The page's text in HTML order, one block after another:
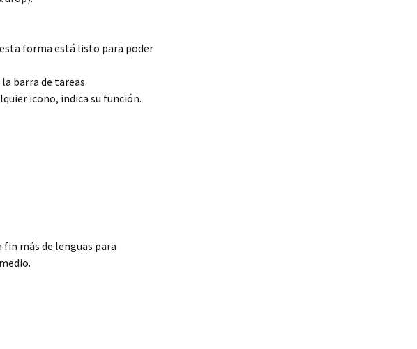
esta forma está listo para poder
barra de tareas.
icono, indica su función.
más de lenguas para